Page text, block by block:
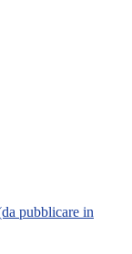
pubblicare in